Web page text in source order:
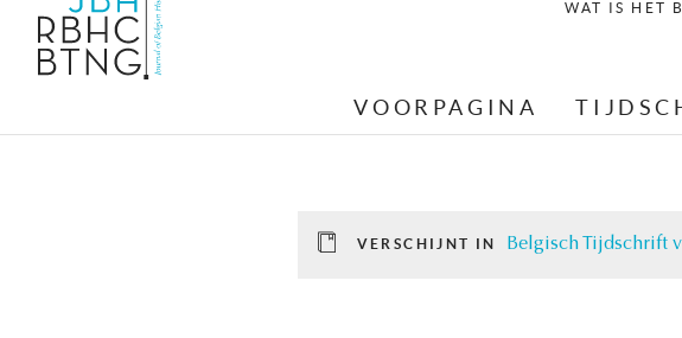
WAT IS HET
VOORPAGINA
VERSCHIJNT IN Belgisch Tijdschrift